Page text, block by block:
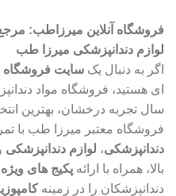
فروشگاه آنلاین میرزاطب:
لوازم دندانپزشکی میرزا طب
اگر به دنبال یک سایت فروشگاه
ای هستید، فروشگاه مواد
سال تجربه درخشان، بهترین
فروشگاه معتبر میرزا طب با
دندانپزشکی، لوازم دندانپزشکی
بالا، همراه با ارائه پکیج های ویژه
دندانپزشکان را در زمینه